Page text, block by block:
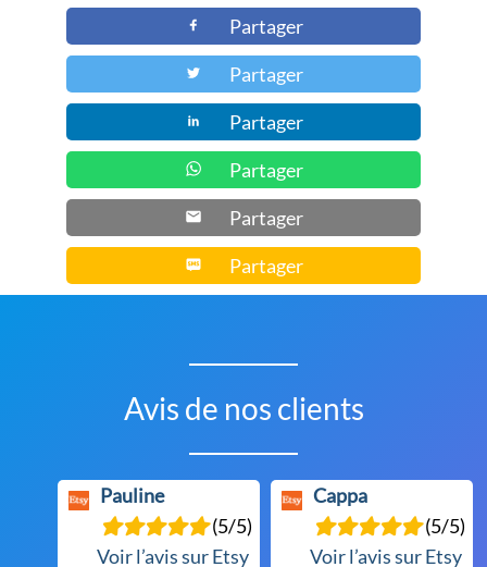
être
choisies
la
page
produit
Partager
Partager
Partager
Partager
Partager
Partager
Avis de nos clients
Pauline
(5/5)
Voir l’avis sur Etsy
Cappa
(5/5)
Voir l’avis sur Etsy